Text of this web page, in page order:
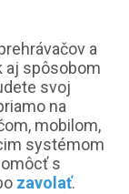
a
aj spôsobom
svoj
na
mobilom,
systémom
s
zavolať.